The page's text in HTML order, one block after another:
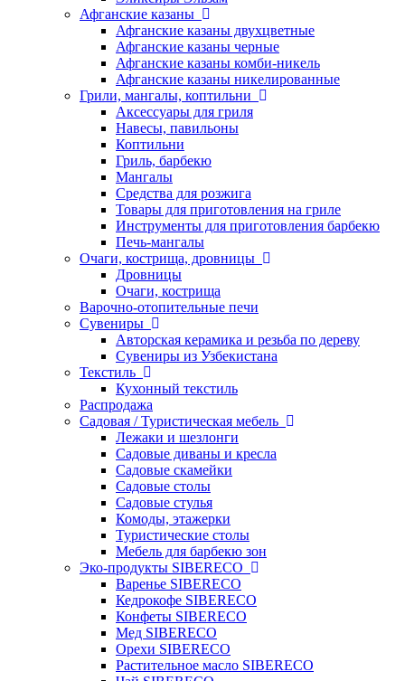
Афганские казаны
Афганские казаны двухцветные
Афганские казаны черные
Афганские казаны комби-никель
Афганские казаны никелированные
Грили, мангалы, коптильни
Аксессуары для гриля
Навесы, павильоны
Коптильни
Гриль, барбекю
Мангалы
Средства для розжига
Товары для приготовления на гриле
Инструменты для приготовления барбекю
Печь-мангалы
Очаги, кострища, дровницы
Дровницы
Очаги, кострища
Варочно-отопительные печи
Сувениры
Авторская керамика и резьба по дереву
Сувениры из Узбекистана
Текстиль
Кухонный текстиль
Распродажа
Садовая / Туристическая мебель
Лежаки и шезлонги
Садовые диваны и кресла
Садовые скамейки
Садовые столы
Садовые стулья
Комоды, этажерки
Туристические столы
Мебель для барбекю зон
Эко-продукты SIBERECO
Варенье SIBERECO
Кедрокофе SIBERECO
Конфеты SIBERECO
Мед SIBERECO
Орехи SIBERECO
Растительное масло SIBERECO